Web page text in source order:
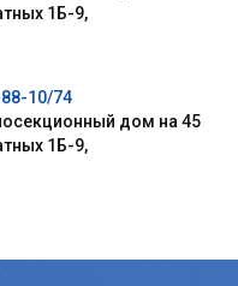
1Б-9,
10/74
дом на 45
1Б-9,